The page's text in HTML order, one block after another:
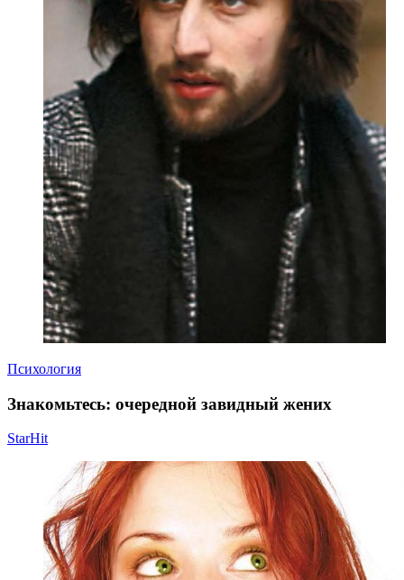
Психология
Знакомьтесь: очередной завидный жених
StarHit